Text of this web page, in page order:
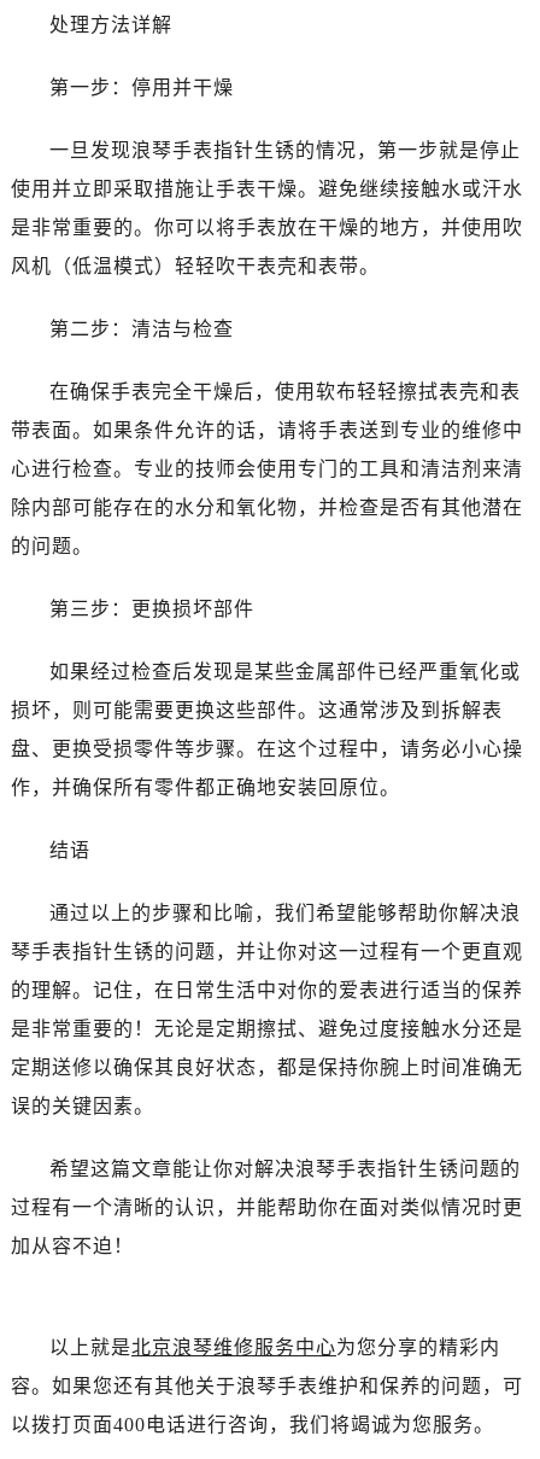
处理方法详解
第一步：停用并干燥
一旦发现浪琴手表指针生锈的情况，第一步就是停止
使用并立即采取措施让手表干燥。避免继续接触水或汗水
是非常重要的。你可以将手表放在干燥的地方，并使用吹
风机（低温模式）轻轻吹干表壳和表带。
第二步：清洁与检查
在确保手表完全干燥后，使用软布轻轻擦拭表壳和表
带表面。如果条件允许的话，请将手表送到专业的维修中
心进行检查。专业的技师会使用专门的工具和清洁剂来清
除内部可能存在的水分和氧化物，并检查是否有其他潜在
的问题。
第三步：更换损坏部件
如果经过检查后发现是某些金属部件已经严重氧化或
损坏，则可能需要更换这些部件。这通常涉及到拆解表
盘、更换受损零件等步骤。在这个过程中，请务必小心操
作，并确保所有零件都正确地安装回原位。
结语
通过以上的步骤和比喻，我们希望能够帮助你解决浪
琴手表指针生锈的问题，并让你对这一过程有一个更直观
的理解。记住，在日常生活中对你的爱表进行适当的保养
是非常重要的！无论是定期擦拭、避免过度接触水分还是
定期送修以确保其良好状态，都是保持你腕上时间准确无
误的关键因素。
希望这篇文章能让你对解决浪琴手表指针生锈问题的
过程有一个清晰的认识，并能帮助你在面对类似情况时更
加从容不迫！
以上就是北京浪琴维修服务中心为您分享的精彩内
容。如果您还有其他关于浪琴手表维护和保养的问题，可
以拨打页面400电话进行咨询，我们将竭诚为您服务。